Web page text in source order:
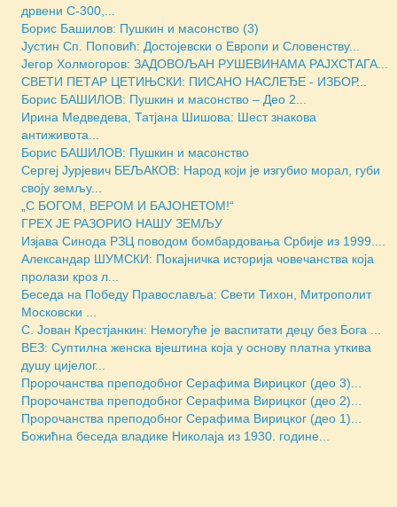
дрвени С-300,...
Борис Башилов: Пушкин и масонство (3)
Јустин Сп. Поповић: Достојевски о Европи и Словенству...
Јегор Холмогоров: ЗАДОВОЉАН РУШЕВИНАМА РАЈХСТАГА...
СВЕТИ ПЕТАР ЦЕТИЊСКИ: ПИСАНО НАСЛЕЂЕ - ИЗБОР...
Борис БАШИЛОВ: Пушкин и масонство – Део 2...
Ирина Медведева, Татјана Шишова: Шест знакова
антиживота...
Борис БАШИЛОВ: Пушкин и масонство
Сергеј Јурјевич БЕЉАКОВ: Народ који је изгубио морал, губи
своју земљу...
„С БОГОМ, ВЕРОМ И БАЈОНЕТОМ!“
ГРЕХ ЈЕ РАЗОРИО НАШУ ЗЕМЉУ
Изјава Синода РЗЦ поводом бомбардовања Србије из 1999....
Александар ШУМСКИ: Покајничка историја човечанства која
пролази кроз л...
Беседа на Победу Православља: Свети Тихон, Митрополит
Московски ...
С. Јован Крестјанкин: Немогуће је васпитати децу без Бога ...
ВЕЗ: Суптилна женска вјештина која у основу платна уткива
душу цијелог...
Пророчанства преподобног Серафима Вирицког (део 3)...
Пророчанства преподобног Серафима Вирицког (део 2)...
Пророчанства преподобног Серафима Вирицког (део 1)...
Божићна беседа владике Николаја из 1930. године...